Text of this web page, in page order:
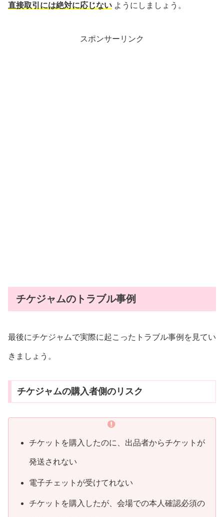
直接取引には絶対に応じない ようにしましょう。
スポンサーリンク
チケジャムのトラブル事例
最後にチケジャムで実際に起こったトラブル事例を見てい
きましょう。
チケジャムの購入者側のリスク
チケットを購入したのに、出品者からチケットが
発送されない
電子チェットが受けてれない
チケットを購入したが、会場での本人確認必須の